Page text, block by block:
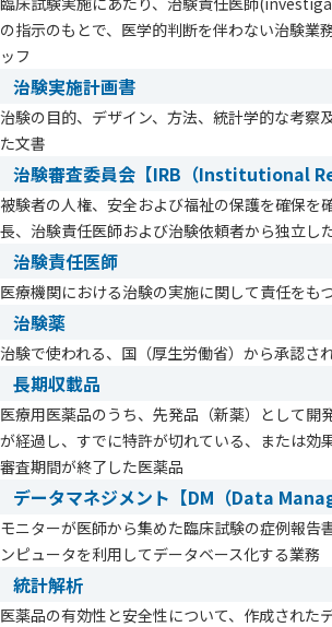
の指示のもとで、医学的判断を伴わない治験業
ッフ
治験実施計画書
治験の目的、デザイン、方法、統計学的な考察
た文書
治験審査委員会【IRB（Institutional
被験者の人権、安全および福祉の保護を確保を
長、治験責任医師および治験依頼者から独立し
治験責任医師
医療機関における治験の実施に関して責任をも
治験薬
治験で使われる、国（厚生労働省）から承認さ
長期収載品
医療用医薬品のうち、先発品（新薬）として開
が経過し、すでに特許が切れている、または効
審査期間が終了した医薬品
データマネジメント【DM（Data
モニターが医師から集めた臨床試験の症例報告
ンピュータを利用してデータベース化する業務
統計解析
医薬品の有効性と安全性について、作成された